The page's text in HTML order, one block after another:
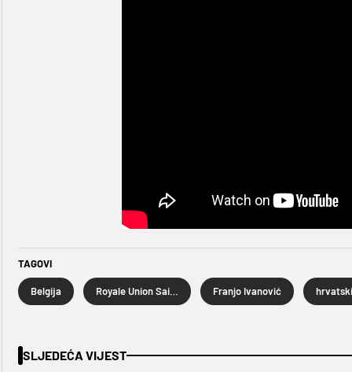
TAGOVI
Belgija Royale Union Saint-Gilloise Franjo Ivanović
SLJEDEĆA VIJEST